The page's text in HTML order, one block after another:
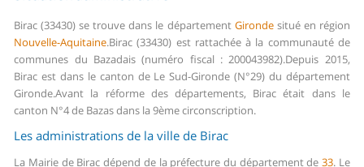
Birac (33430) se trouve dans le département Girondesitué en région
Nouvelle-Aquitaine.Birac (33430) est rattachée à la communauté de
communes du Bazadais (numéro fiscal : 200043982).Depuis 2015,
Birac est dans le canton de Le Sud-Gironde (N°29) du département
Gironde.Avant la réforme des départements, Birac était dans le
canton N°4 de Bazas dans la 9ème circonscription.
Les administrations de la ville de Birac
La Mairie de Birac dépend de la préfecture du département de33. Le